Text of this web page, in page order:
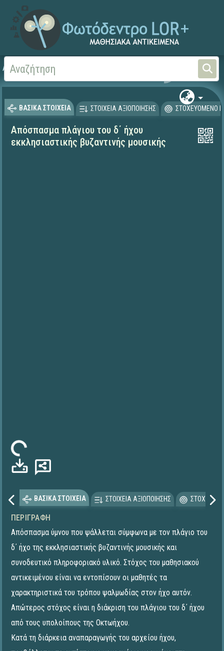
Αρχική
ΒΑΣΙΚΑ ΣΤΟΙΧΕΙΑ ΣΤΟΙΧΕΙΑ ΑΞΙΟΠΟΙΗΣΗΣ ΣΤΟΧΕΥΟΜΕΝΟ
Απόσπασμα πλάγιου του δ΄ ήχου
εκκλησιαστικής βυζαντινής μουσικής
ΒΑΣΙΚΑ ΣΤΟΙΧΕΙΑ ΣΤΟΙΧΕΙΑ ΑΞΙΟΠΟΙΗΣΗΣ
ΠΕΡΙΓΡΑΦΉ
Απόσπασμα ύμνου που ψάλλεται σύμφωνα με τον πλάγιο του
δ΄ ήχο της εκκλησιαστικής βυζαντινής μουσικής και
συνοδευτικό πληροφοριακό υλικό. Στόχος του μαθησιακού
αντικειμένου είναι να εντοπίσουν οι μαθητές τα
χαρακτηριστικά του τρόπου ψαλμωδίας στον ήχο αυτόν.
Απώτερος στόχος είναι η διάκριση του πλάγιου του δ΄ ήχου
από τους υπολοίπους της Οκτωήχου.
Κατά τη διάρκεια αναπαραγωγής του αρχείου ήχου,